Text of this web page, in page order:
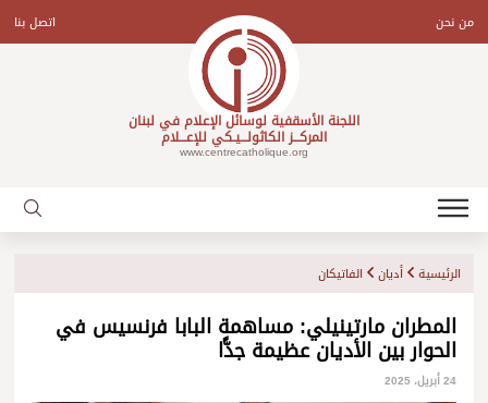
contentمن نحن اتصل بنا
اللجنة الأسقفية لوسائل الإعلام في لبنان
المركـــز الكاثولـــيـكي للإعـــلام
www.centrecatholique.org
الرئيسية أديان الفاتيكان
المطران مارتينيلي: مساهمة البابا فرنسيس في
الحوار بين الأديان عظيمة جدًّا
24 أبريل، 2025